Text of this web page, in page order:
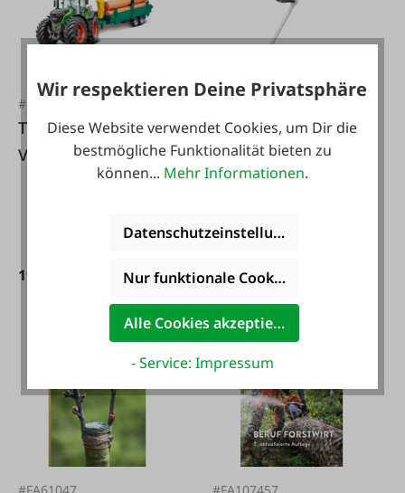
#FA113420
Traktor Fendt 1050
Vario mit
Holzanhänger
19,99 €*
Stihl Spielzeug-
Motorsense
39,95 €*
Wir respektieren Deine Privatsphäre
Diese Website verwendet Cookies, um Dir die
bestmögliche Funktionalität bieten zu
können... Mehr Informationen.
Datenschutzeinstellungen
Nur funktionale Cookies akzeptieren
Alle Cookies akzeptieren
- Service: Impressum